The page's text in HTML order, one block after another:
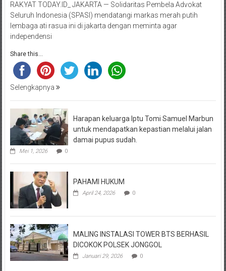
RAKYAT TODAY.ID_ JAKARTA — Solidaritas Pembela Advokat
Seluruh Indonesia (SPASI) mendatangi markas merah putih
lembaga ati rasua ini di jakarta dengan meminta agar
independensi
Share this...
Selengkapnya
Harapan keluarga Iptu Tomi Samuel Marbun
untuk mendapatkan kepastian melalui jalan
damai pupus sudah.
Mei 1, 2026 0
PAHAMI HUKUM
April 24, 2026 0
MALING INSTALASI TOWER BTS BERHASIL
DICOKOK POLSEK JONGGOL
Januari 29, 2026 0